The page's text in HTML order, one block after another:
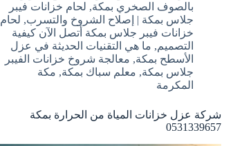
بالصوف الصخري بمكة, لحام خزانات فيبر
جلاس بمكة | إصلاح الشروخ والتسرب, لحام
خزانات فيبر جلاس بمكة أتصل الآن كيفية
التصميم, ما هي التقنيات الحديثة في عزل
الأسطح بمكة, معالجة شروخ خزانات الفيبر
جلاس بمكة, معلم سباك بمكة, مكة
المكرمة
شركة عزل خزانات المياة من الحرارة بمكة
0531339657